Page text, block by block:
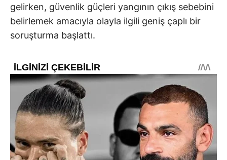
gelirken, güvenlik güçleri yangının çıkış sebebini
belirlemek amacıyla olayla ilgili geniş çaplı bir
soruşturma başlattı.